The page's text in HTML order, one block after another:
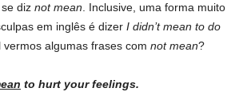
diz not mean . Inclusive, uma forma muito
em inglês é dizer I didn’t mean to do
vermos algumas frases com not mean?
to hurt your feelings.